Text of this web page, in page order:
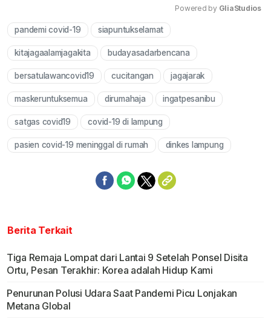
Powered by GliaStudios
pandemi covid-19 siapuntukselamat
kitajagaalamjagakita budayasadarbencana
bersatulawancovid19 cucitangan jagajarak
maskeruntuksemua dirumahaja ingatpesanibu
satgas covid19 covid-19 di lampung
pasien covid-19 meninggal di rumah dinkes lampung
Berita Terkait
Tiga Remaja Lompat dari Lantai 9 Setelah Ponsel Disita
Ortu, Pesan Terakhir: Korea adalah Hidup Kami
Penurunan Polusi Udara Saat Pandemi Picu Lonjakan
Metana Global